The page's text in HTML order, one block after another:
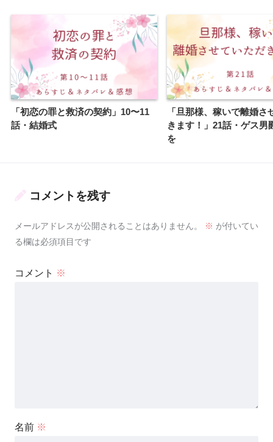
「初恋の罪と救済の契約」10〜11
話・結婚式
「旦那様、稼いで離婚さ
きます！」21話・ゲス男
を
コメントを残す
メールアドレスが公開されることはありません。 ※ が付いてい
る欄は必須項目です
コメント ※
名前 ※